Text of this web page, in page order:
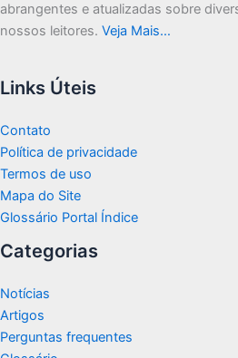
abrangentes e atualizadas sobre
nossos leitores. Veja Mais…
Links Úteis
Contato
Política de privacidade
Termos de uso
Mapa do Site
Glossário Portal Índice
Categorias
Notícias
Artigos
Perguntas frequentes